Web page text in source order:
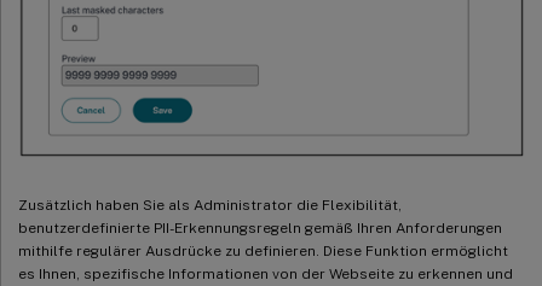
Zusätzlich haben Sie als Administrator die Flexibilität,
benutzerdefinierte PII-Erkennungsregeln gemäß Ihren Anforderungen
mithilfe regulärer Ausdrücke zu definieren. Diese Funktion ermöglicht
es Ihnen, spezifische Informationen von der Webseite zu erkennen und